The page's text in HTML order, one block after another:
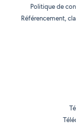
Politique de
Référencement,